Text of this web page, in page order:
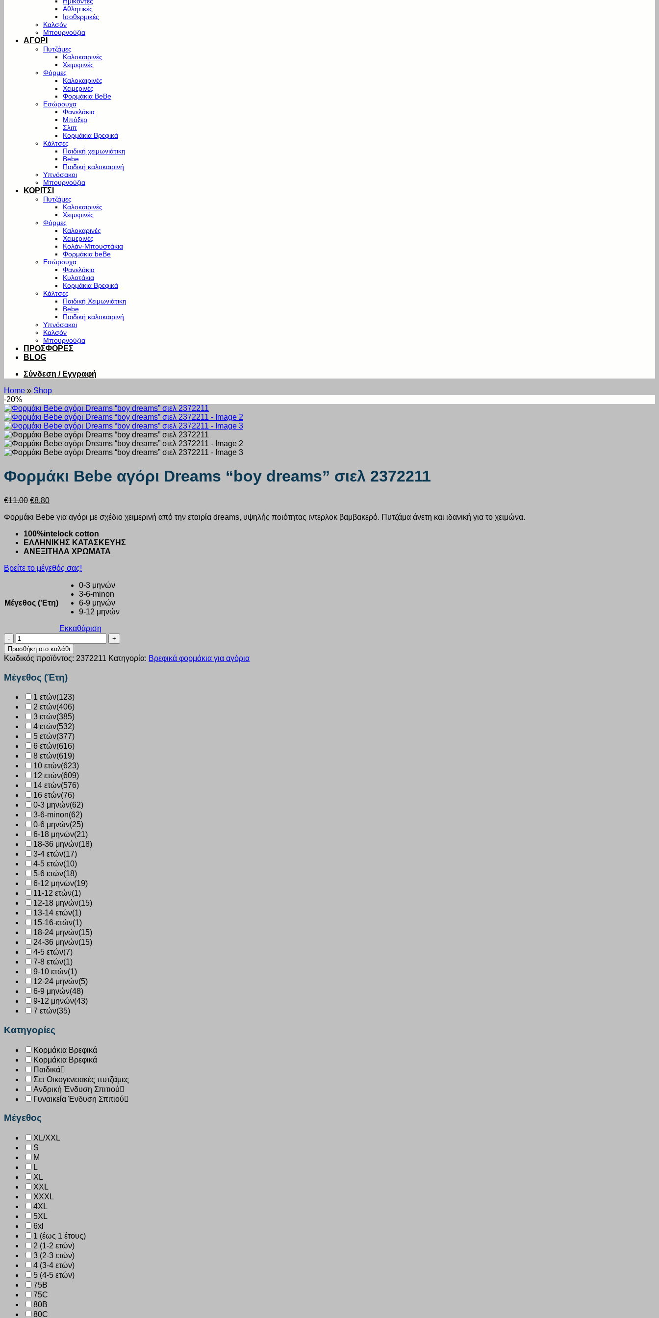
Αθλητικές
Ισοθερμικές
Καλσόν
Μπουρνούζια
ΑΓΟΡΙ
Πυτζάμες
Καλοκαιρινές
Χειμερινές
Φόρμες
Καλοκαιρινές
Χειμερινές
Φορμάκια BeBe
Εσώρουχα
Φανελάκια
Μπόξερ
Σλιπ
Κορμάκια Βρεφικά
Κάλτσες
Παιδική χειμωνιάτικη
Bebe
Παιδική καλοκαιρινή
Υπνόσακοι
Μπουρνούζια
ΚΟΡΙΤΣΙ
Πυτζάμες
Καλοκαιρινές
Χειμερινές
Φόρμες
Καλοκαρινές
Χειμερινές
Κολάν-Μπουστάκια
Φορμάκια beBe
Εσώρουχα
Φανελάκια
Κυλοτάκια
Κορμάκια Βρεφικά
Κάλτσες
Παιδική Χειμωνιάτικη
Bebe
Παιδική καλοκαιρινή
Υπνόσακοι
Καλσόν
Μπουρνούζια
ΠΡΟΣΦΟΡΕΣ
BLOG
Σύνδεση / Εγγραφή
Home » Shop
-20%
Φορμάκι Bebe αγόρι Dreams “boy dreams” σιελ 2372211
€11.00 Original
was:
€8.80Η
τιμή
€8.80.
Φορμάκι Bebe για αγόρι με σχέδιο χειμερινή από την εταιρία dreams, υψηλής ποιότητας ιντερλοκ βαμβακερό. Πυτζάμα άνετη και ιδανική για το χειμώνα.
100%intelock cotton
ΕΛΛΗΝΙΚΗΣ ΚΑΤΑΣΚΕΥΗΣ
ΑΝΕΞΙΤΗΛΑ ΧΡΩΜΑΤΑ
Βρείτε το μέγεθός σας!
Μέγεθος ('Ετη)
0-3 μηνών
3-6-minon
6-9 μηνών
9-12 μηνών
Εκκαθάριση
Φορμάκι
Bebe
αγόρι
Dreams
“boy
dreams”
2372211
ποσότητα
Προσθήκη στο καλάθι
Κωδικός προϊόντος: 2372211 Κατηγορία: Βρεφικά φορμάκια για αγόρια
Μέγεθος (Έτη)
1 ετών(123)
2 ετών(406)
3 ετών(385)
4 ετών(532)
5 ετών(377)
6 ετών(616)
8 ετών(619)
10 ετών(623)
12 ετών(609)
14 ετών(576)
16 ετών(76)
0-3 μηνών(62)
3-6-minon(62)
0-6 μηνών(25)
6-18 μηνών(21)
18-36 μηνών(18)
3-4 ετών(17)
4-5 ετών(10)
5-6 ετών(18)
6-12 μηνών(19)
11-12 ετών(1)
12-18 μηνών(15)
13-14 ετών(1)
15-16-ετών(1)
18-24 μηνών(15)
24-36 μηνών(15)
4-5 ετών(7)
7-8 ετών(1)
9-10 ετών(1)
12-24 μηνών(5)
6-9 μηνών(48)
9-12 μηνών(43)
7 ετών(35)
Κατηγορίες
Κορμάκια Βρεφικά
Κορμάκια Βρεφικά
Παιδικά
Σετ Οικογενειακές πυτζάμες
Ανδρική Ένδυση Σπιτιού
Γυναικεία Ένδυση Σπιτιού
Μέγεθος
XL/XXL
S
M
L
XL
XXL
XXXL
4XL
5XL
6xl
1 (έως 1 έτους)
2 (1-2 ετών)
3 (2-3 ετών)
4 (3-4 ετών)
5 (4-5 ετών)
75B
75C
80B
80C